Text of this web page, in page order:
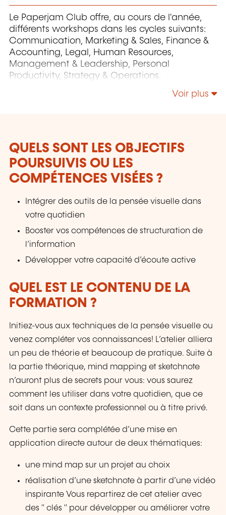
Le Paperjam Club offre, au cours de l'année,
différents workshops dans les cycles suivants:
Communication, Marketing & Sales, Finance &
Accounting, Legal, Human Resources,
Management & Leadership, Personal
Productivity, Strategy & Operations.
Voir plus
QUELS SONT LES OBJECTIFS
POURSUIVIS OU LES
COMPÉTENCES VISÉES ?
Intégrer des outils de la pensée visuelle dans
votre quotidien
Booster vos compétences de structuration de
l’information
Développer votre capacité d’écoute active
QUEL EST LE CONTENU DE LA
FORMATION ?
Initiez-vous aux techniques de la pensée visuelle ou
venez compléter vos connaissances! L’atelier alliera
un peu de théorie et beaucoup de pratique. Suite à
la partie théorique, mind mapping et sketchnote
n’auront plus de secrets pour vous: vous saurez
comment les utiliser dans votre quotidien, que ce
soit dans un contexte professionnel ou à titre privé.
Cette partie sera complétée d’une mise en
application directe autour de deux thématiques:
une mind map sur un projet au choix
réalisation d’une sketchnote à partir d’une vidéo
inspirante Vous repartirez de cet atelier avec
des " clés " pour développer ou améliorer votre